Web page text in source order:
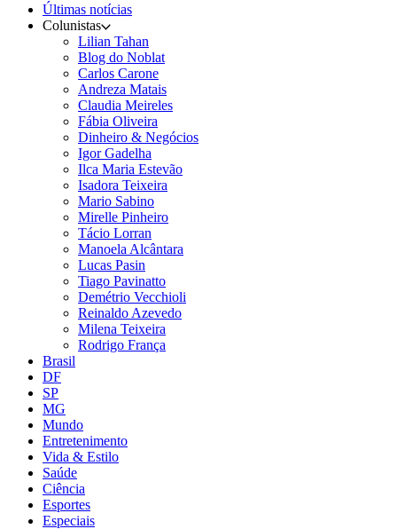
Últimas notícias
Colunistas
Lilian Tahan
Blog do Noblat
Carlos Carone
Andreza Matais
Claudia Meireles
Fábia Oliveira
Dinheiro & Negócios
Igor Gadelha
Ilca Maria Estevão
Isadora Teixeira
Mario Sabino
Mirelle Pinheiro
Tácio Lorran
Manoela Alcântara
Lucas Pasin
Tiago Pavinatto
Demétrio Vecchioli
Reinaldo Azevedo
Milena Teixeira
Rodrigo França
Brasil
DF
SP
MG
Mundo
Entretenimento
Vida & Estilo
Saúde
Ciência
Esportes
Especiais